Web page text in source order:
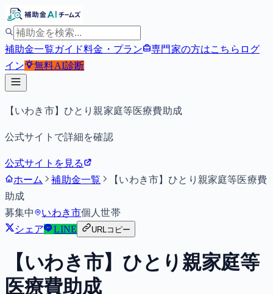
補助金一覧ガイド料金・プラン 専門家の方はこちら ログ
イン
無料AI診断
【いわき市】ひとり親家庭等医療費助成
公式サイトで詳細を確認
公式サイトを見る
ホーム
補助金一覧
【いわき市】ひとり親家庭等医療費
助成
募集中
いわき市個人世帯
シェア
LINE URLコピー
【いわき市】ひとり親家庭等
医療費助成